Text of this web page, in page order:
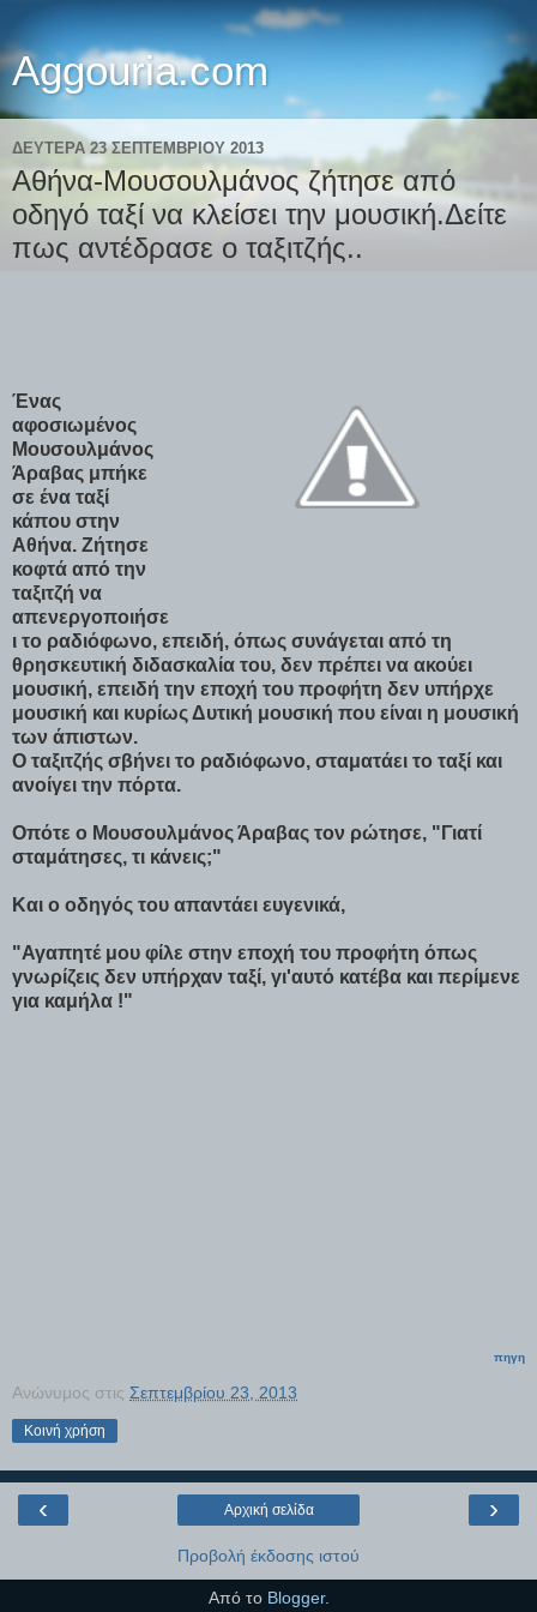
Aggouria.com
ΔΕΥΤΈΡΑ 23 ΣΕΠΤΕΜΒΡΊΟΥ 2013
Αθήνα-Mουσουλμάνος ζήτησε από
οδηγό ταξί να κλείσει την μουσική.Δείτε
πως αντέδρασε ο ταξιτζής..
Ένας
αφοσιωμένος
Μουσουλμάνος
Άραβας μπήκε
σε ένα ταξί
κάπου στην
Αθήνα. Ζήτησε
κοφτά από την
ταξιτζή να
απενεργοποιήσε
ι το ραδιόφωνο, επειδή, όπως συνάγεται από τη
θρησκευτική διδασκαλία του, δεν πρέπει να ακούει
μουσική, επειδή την εποχή του προφήτη δεν υπήρχε
μουσική και κυρίως Δυτική μουσική που είναι η μουσική
των άπιστων.
Ο ταξιτζής σβήνει το ραδιόφωνο, σταματάει το ταξί και
ανοίγει την πόρτα.
Οπότε ο Μουσουλμάνος Άραβας τον ρώτησε, "Γιατί
σταμάτησες, τι κάνεις;"
Και ο οδηγός του απαντάει ευγενικά,
"Αγαπητέ μου φίλε στην εποχή του προφήτη όπως
γνωρίζεις δεν υπήρχαν ταξί, γι'αυτό κατέβα και περίμενε
για καμήλα !"
πηγη
Ανώνυμος στις Σεπτεμβρίου 23, 2013
Κοινή χρήση
‹ ›
Αρχική σελίδα
Προβολή έκδοσης ιστού
Από το Blogger.